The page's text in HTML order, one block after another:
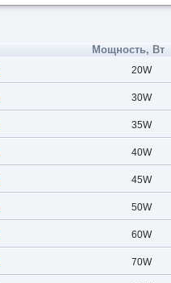
Мощность, Вт
20W
30W
35W
40W
45W
50W
60W
70W